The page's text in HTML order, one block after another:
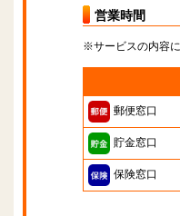
営業時間
※サービスの内容
郵便窓口
貯金窓口
保険窓口